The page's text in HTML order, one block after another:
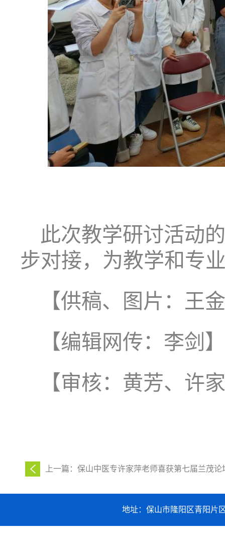
此次教学研讨活动
步对接，为教学和专
【供稿、图片：王
【编辑网传：李剑】
【审核：黄芳、许
上一篇：保山中医专许家萍老师喜获第七届兰茂
地址：保山市隆阳区青阳片